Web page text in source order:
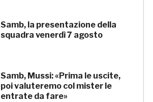
Samb, la presentazione della
squadra venerdì 7 agosto
Samb, Mussi: «Prima le uscite,
poi valuteremo col mister le
entrate da fare»